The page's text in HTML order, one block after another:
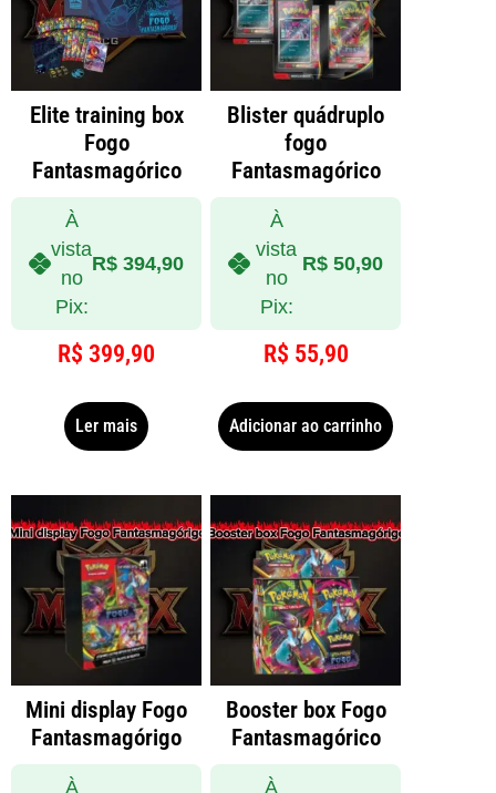
Elite training box
Fogo
Fantasmagórico
À
vista
no
Pix:
R$ 394,90
R$ 399,90
Ler mais
Blister quádruplo
fogo
Fantasmagórico
À
vista
no
Pix:
R$ 50,90
R$ 55,90
Adicionar ao carrinho
Mini display Fogo
Fantasmagórigo
À
Booster box Fogo
Fantasmagórico
À